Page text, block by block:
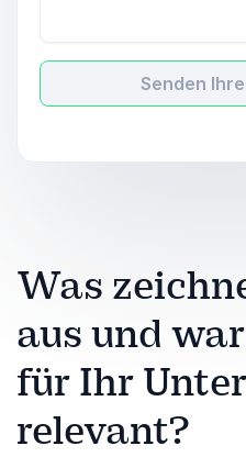
Senden
Was
aus und
für Ihr
relevant?